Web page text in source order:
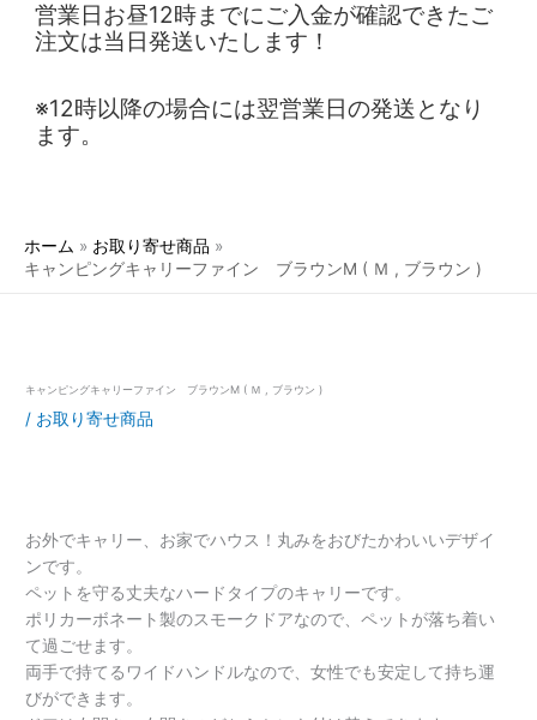
営業日お昼12時までにご入金が確認できたご
注文は当日発送いたします！
※12時以降の場合には翌営業日の発送となり
ます。
ホーム
お取り寄せ商品
キャンピングキャリーファイン ブラウンM ( Ｍ , ブラウン )
キャンピングキャリーファイン ブラウンM ( Ｍ , ブラウン )
/ お取り寄せ商品
ペットを守る丈夫なハードタイプのキャリーです。
ポリカーボネート製のスモークドアなので、ペットが落ち着い
て過ごせます。
両手で持てるワイドハンドルなので、女性でも安定して持ち運
びができます。
ドアは右開き、左開きのどちらかにも付け替えできます。
ドアを取り外して、普段からハウスとして慣らしておくこと